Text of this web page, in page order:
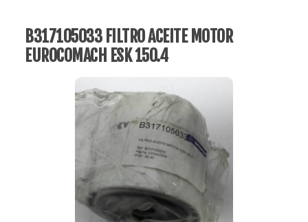
B317105033 FILTRO ACEITE MOTOR
EUROCOMACH ESK 150.4